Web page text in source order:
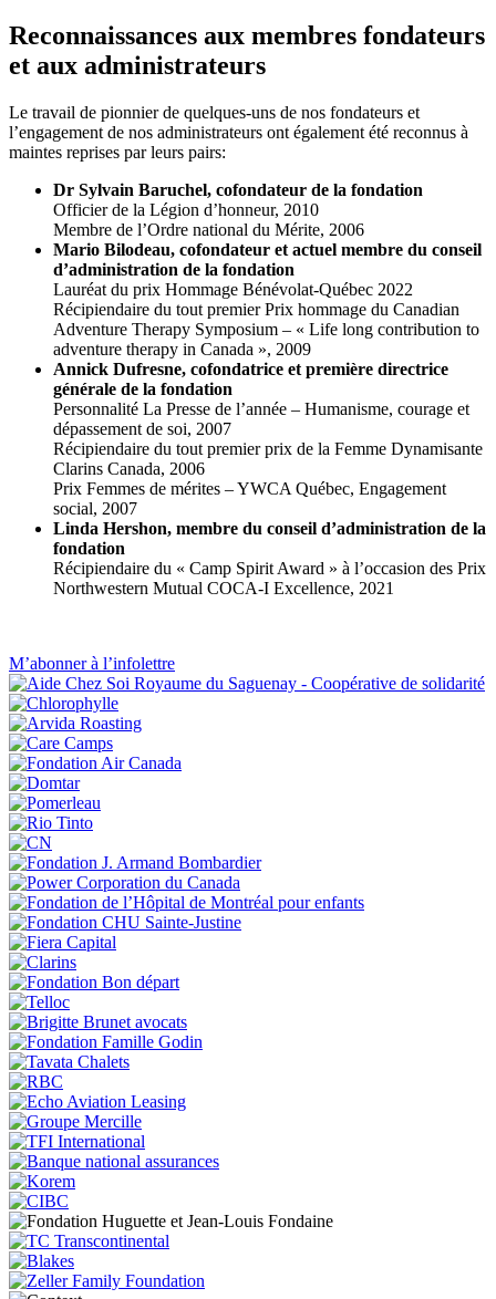
Reconnaissances aux membres fondateurs
et aux administrateurs
Le travail de pionnier de quelques-uns de nos fondateurs et
l’engagement de nos administrateurs ont également été reconnus à
maintes reprises par leurs pairs:
Dr Sylvain Baruchel, cofondateur de la fondation
Officier de la Légion d’honneur, 2010
Membre de l’Ordre national du Mérite, 2006
Mario Bilodeau, cofondateur et actuel membre du conseil
d’administration de la fondation
Lauréat du prix Hommage Bénévolat-Québec 2022
Récipiendaire du tout premier Prix hommage du Canadian
Adventure Therapy Symposium – « Life long contribution to
adventure therapy in Canada », 2009
Annick Dufresne, cofondatrice et première directrice
générale de la fondation
Personnalité La Presse de l’année – Humanisme, courage et
dépassement de soi, 2007
Récipiendaire du tout premier prix de la Femme Dynamisante
Clarins Canada, 2006
Prix Femmes de mérites – YWCA Québec, Engagement
social, 2007
Linda Hershon, membre du conseil d’administration de la
fondation
Récipiendaire du « Camp Spirit Award » à l’occasion des Prix
Northwestern Mutual COCA-I Excellence, 2021
M’abonner à l’infolettre